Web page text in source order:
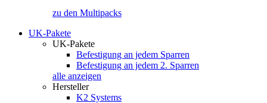
zu den Multipacks
UK-Pakete
UK-Pakete
Befestigung an jedem Sparren
Befestigung an jedem 2. Sparren
alle anzeigen
Hersteller
K2 Systems